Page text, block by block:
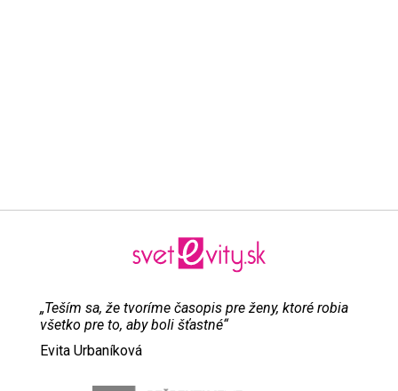
„Teším sa, že tvoríme časopis pre ženy, ktoré robia
všetko pre to, aby boli šťastné“
Evita Urbaníková